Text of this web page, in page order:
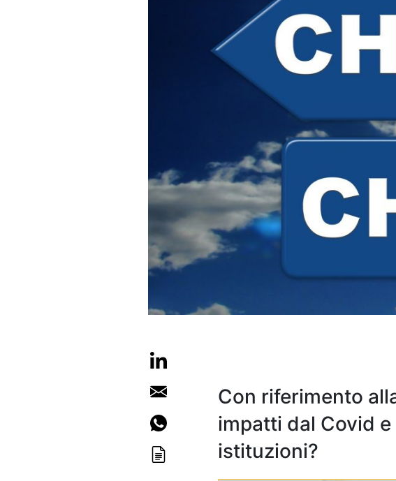
Con riferimento
impatti dal Covid
istituzioni?